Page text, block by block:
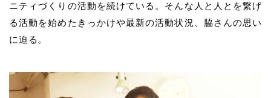
ニティづくりの活動を続けている。そんな人と人とを繋げ
る活動を始めたきっかけや最新の活動状況、脇さんの思い
に迫る。